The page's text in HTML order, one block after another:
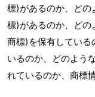
標)があるのか、どの
標)があるのか、どの
商標)を保有している
いるのか、どのよう
れているのか、商標